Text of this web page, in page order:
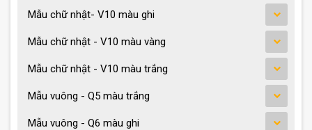
Mẫu chữ nhật- V10 màu ghi
Mẫu chữ nhật - V10 màu vàng
Mẫu chữ nhật - V10 màu trắng
Mẫu vuông - Q5 màu trắng
Mẫu vuông - Q6 màu ghi